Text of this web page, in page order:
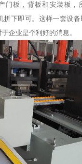
门板，背板和安装板，
折下即可。这样一套设
企业是个利好的消息。